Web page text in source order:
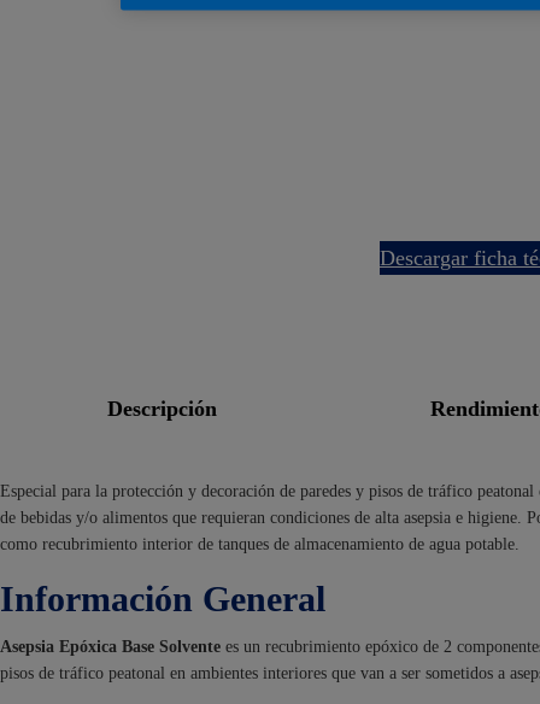
descargar ficha
descripción
Especial para la protección y decoración de paredes y pisos de tráfico
de bebidas y/o alimentos que requieran condiciones de alta asepsia e higiene.
como recubrimiento interior de tanques de almacenamiento de agua potable.
Información General
Asepsia Epóxica Base Solvente es un recubrimiento epóxico de 2
pisos de tráfico peatonal en ambientes interiores que van a ser sometidos a